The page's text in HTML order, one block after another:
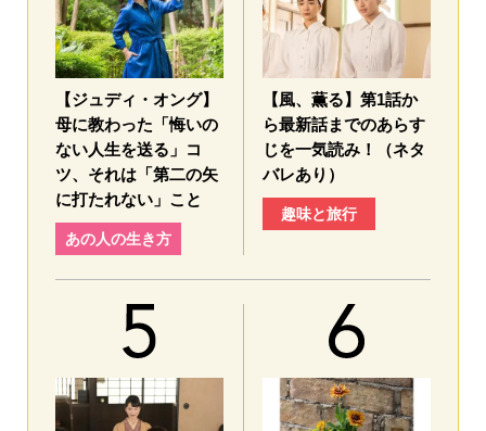
【ジュディ・オング】
母に教わった「悔いの
ない人生を送る」コ
ツ、それは「第二の矢
に打たれない」こと
あの人の生き方
【風、薫る】第1話か
ら最新話までのあらす
じを一気読み！（ネタ
バレあり）
趣味と旅行